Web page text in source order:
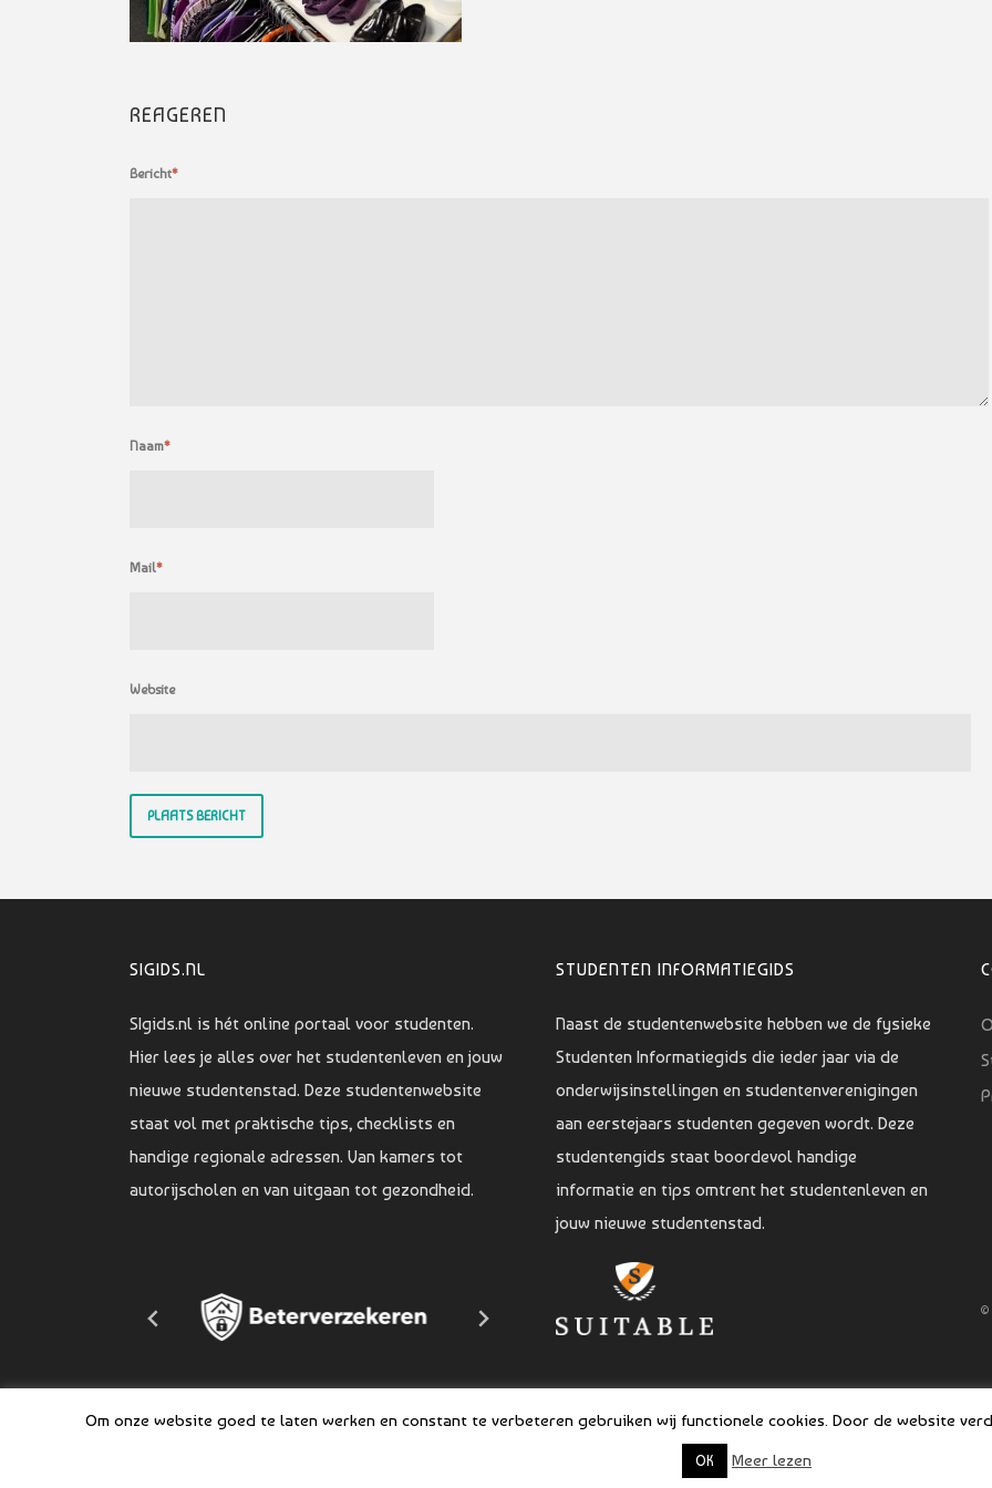
REAGEREN
Bericht*
Naam*
Mail*
Website
SIGIDS.NL
SIgids.nl is hét online portaal voor studenten.
Hier lees je alles over het studentenleven en jouw
nieuwe studentenstad. Deze studentenwebsite
staat vol met praktische tips, checklists en
handige regionale adressen. Van kamers tot
autorijscholen en van uitgaan tot gezondheid.
STUDENTEN INFORMATIEGIDS
Naast de studentenwebsite hebben we de fysieke
Studenten Informatiegids die ieder jaar via de
onderwijsinstellingen en studentenverenigingen
aan eerstejaars studenten gegeven wordt. Deze
studentengids staat boordevol handige
informatie en tips omtrent het studentenleven en
jouw nieuwe studentenstad.
©
Om onze website goed te laten werken en constant te verbeteren gebruiken wij functionele cookies. Door de website
OK Meer lezen